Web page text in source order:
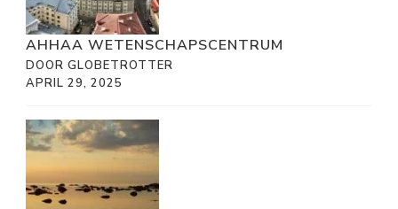
AHHAA WETENSCHAPSCENTRUM
DOOR GLOBETROTTER
APRIL 29, 2025